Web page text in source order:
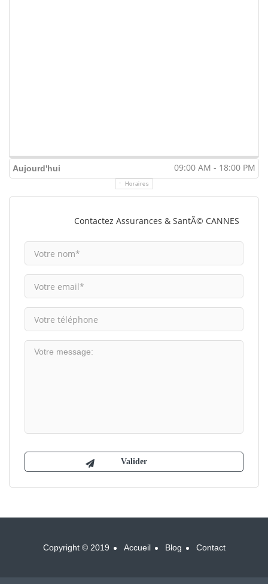
Aujourd'hui 09:00 AM - 18:00 PM
Horaires
Contactez Assurances & SantÃ© CANNES
Copyright © 2019 Accueil Blog Contact